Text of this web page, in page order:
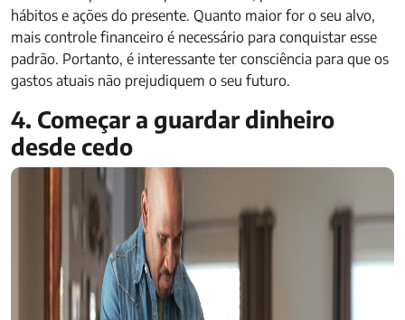
hábitos e ações do presente. Quanto maior for o seu alvo,
mais controle financeiro é necessário para conquistar esse
padrão. Portanto, é interessante ter consciência para que os
gastos atuais não prejudiquem o seu futuro.
4. Começar a guardar dinheiro
desde cedo